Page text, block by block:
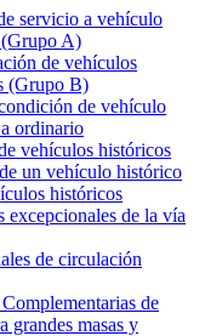
servicio a vehículo
A)
de vehículos
(Grupo B)
de vehículo
ordinario
vehículos históricos
un vehículo histórico
históricos
excepcionales de la vía
de circulación
de
grandes masas y